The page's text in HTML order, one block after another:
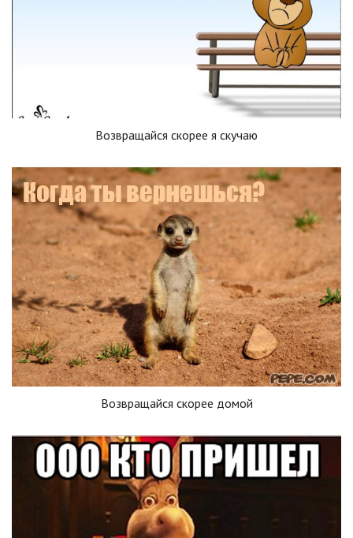
Возвращайся скорее я скучаю
Возвращайся скорее домой